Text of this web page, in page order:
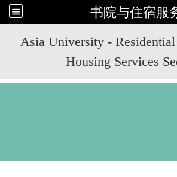
书院与住宿服
Asia University -
Housing Services